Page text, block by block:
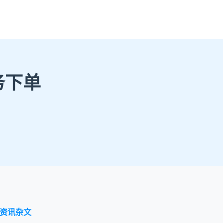
下单
资讯杂文